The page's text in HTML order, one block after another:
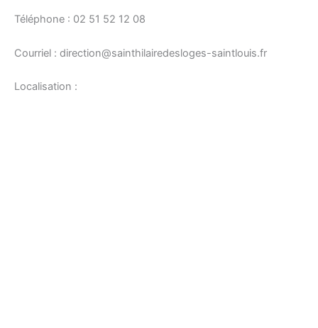
Téléphone : 02 51 52 12 08
Courriel : direction@sainthilairedesloges-saintlouis.fr
Localisation :